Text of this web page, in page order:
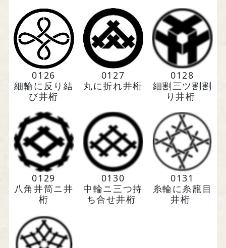
English
馬場染工業株式会社
〒604-8242 京都府京都市中京区
西洞院通三条下ル柳水町75
TEL 075-221-4759
受付時間 土日祝を除く 平日9時～17時
お問い合わせ
会社案内・アクセス
0126
細輪に反り結
び井桁
0127
丸に折れ井桁
0128
細割三ツ割割
り井桁
0129
八角井筒ニ井
桁
0130
中輪ニ三つ持
ち合せ井桁
0131
糸輪に糸籠目
井桁